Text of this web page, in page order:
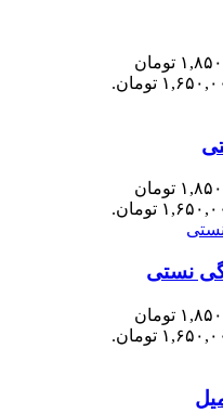
قیمت اصلی: ۱,۸۵۰,۰۰۰ تومان
قیمت اصلی: ۱,۸۵۰,۰۰۰ تومان
نستی
قیمت اصلی: ۱,۸۵۰,۰۰۰ تومان